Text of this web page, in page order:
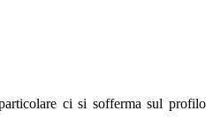
ci si sofferma sul profilo